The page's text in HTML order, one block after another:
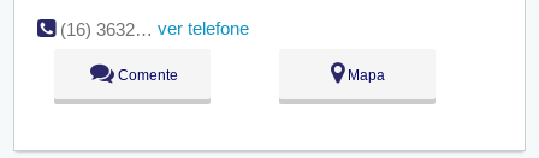
(16) 3632-7162
ver telefone
Comente Mapa